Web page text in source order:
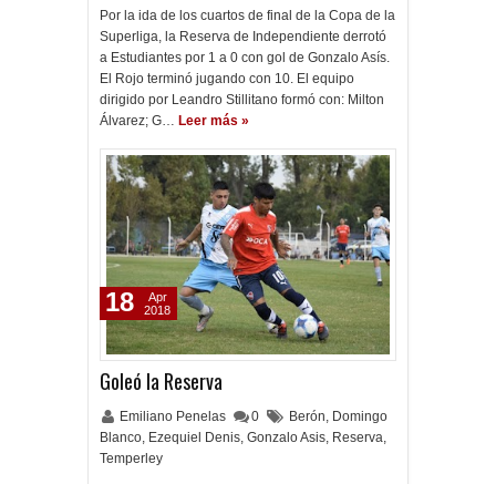
Por la ida de los cuartos de final de la Copa de la
Superliga, la Reserva de Independiente derrotó
a Estudiantes por 1 a 0 con gol de Gonzalo Asís.
El Rojo terminó jugando con 10. El equipo
dirigido por Leandro Stillitano formó con: Milton
Álvarez; G… Leer más »
Goleó la Reserva
Emiliano Penelas 0 Berón, Domingo
Blanco, Ezequiel Denis, Gonzalo Asis, Reserva,
Temperley
18
Apr
2018